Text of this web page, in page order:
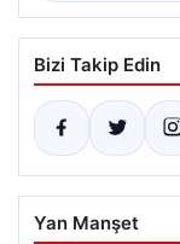
Bizi Takip Edin
Yan Manşet